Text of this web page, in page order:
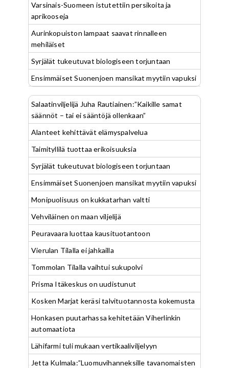
Varsinais-Suomeen istutettiin persikoita ja
aprikooseja
Aurinkopuiston lampaat saavat rinnalleen
mehiläiset
Syrjälät tukeutuvat biologiseen torjuntaan
Ensimmäiset Suonenjoen mansikat myytiin vapuksi
Salaatinviljelijä Juha Rautiainen:”Kaikille samat
säännöt – tai ei sääntöjä ollenkaan”
Alanteet kehittävät elämyspalvelua
Taimityllilä tuottaa erikoisuuksia
Syrjälät tukeutuvat biologiseen torjuntaan
Ensimmäiset Suonenjoen mansikat myytiin vapuksi
Monipuolisuus on kukkatarhan valtti
Vehviläinen on maan viljelijä
Peuravaara luottaa kausituotantoon
Vierulan Tilalla ei jahkailla
Tommolan Tilalla vaihtui sukupolvi
Prisma Itäkeskus on uudistunut
Kosken Marjat keräsi talvituotannosta kokemusta
Honkasen puutarhassa kehitetään Viherlinkin
automaatiota
Lähifarmi tuli mukaan vertikaaliviljelyyn
Jetta Kulmala:”Luomuvihanneksille tavanomaisten